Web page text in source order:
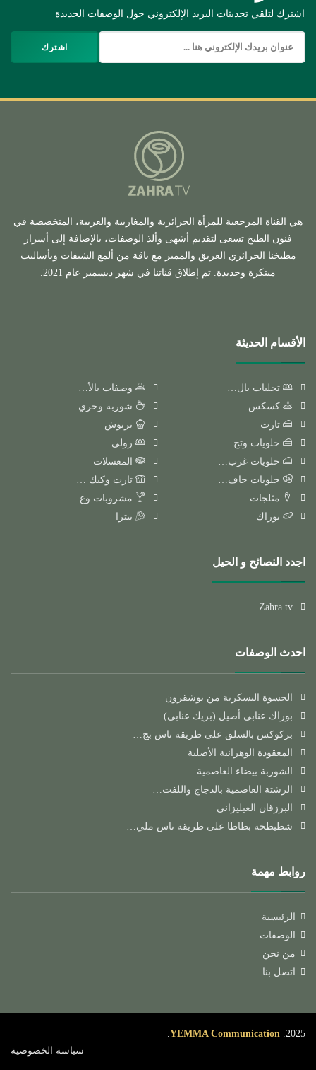
اشترك لتلقي تحديثات البريد الإلكتروني حول الوصفات الجديدة
اشترك
هي القناة المرجعية للمرأة الجزائرية والمغاربية والعربية، المتخصصة في
فنون الطبخ تسعى لتقديم أشهى وألذ الوصفات، بالإضافة إلى أسرار
مطبخنا الجزائري العريق والمميز مع باقة من ألمع الشيفات وبأساليب
مبتكرة وجديدة. تم إطلاق قناتنا في شهر ديسمبر عام 2021.
الأقسام الحديثة
وصفات بالأ…
تحليات بال…
شوربة وحري…
كسكس
بريوش
تارت
رولي
حلويات وتح…
المعسلات
حلويات غرب…
تارت وكيك …
حلويات جاف…
مشروبات وع…
مثلجات
بيتزا
بوراك
اجدد النصائح و الحيل
Zahra tv
احدث الوصفات
الحسوة البسكرية من بوشقرون
بوراك عنابي أصيل (بريك عنابي)
بركوكس بالسلق على طريقة ناس بج…
المعقودة الوهرانية الأصلية
الشوربة بيضاء العاصمية
الرشتة العاصمية بالدجاج واللفت…
البرزقان الغيليزاني
شطيطحة بطاطا على طريقة ناس ملي…
روابط مهمة
الرئيسية
الوصفات
من نحن
اتصل بنا
2025.
YEMMA Communication
.
سياسة الخصوصية